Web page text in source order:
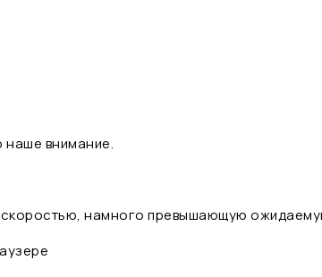
наше внимание.
скоростью, намного превышающую